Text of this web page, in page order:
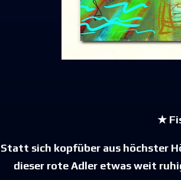
★
Statt sich kopfüber aus höchster
dieser rote Adler etwas weit